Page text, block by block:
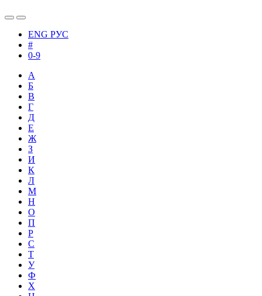
ENG РУС
#
0-9
А
Б
В
Г
Д
Е
Ж
З
И
К
Л
М
Н
О
П
Р
С
Т
У
Ф
Х